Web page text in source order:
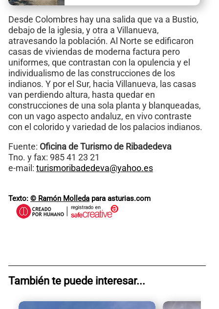
Desde Colombres hay una salida que va a Bustio,
debajo de la iglesia, y otra a Villanueva,
atravesando la población. Al Norte se edificaron
casas de viviendas de moderna factura pero
uniformes, que contrastan con la opulencia y el
individualismo de las construcciones de los
indianos. Y por el Sur, hacia Villanueva, las casas
van perdiendo altura, hasta quedar en
construcciones de una sola planta y blanqueadas,
con un vago aspecto andaluz, en vivo contraste
con el colorido y variedad de los palacios indianos.
Fuente: Oficina de Turismo de Ribadedeva
Tno. y fax: 985 41 23 21
e-mail: turismoribadedeva@yahoo.es
Texto: © Ramón Molleda para asturias.com
También te puede interesar...